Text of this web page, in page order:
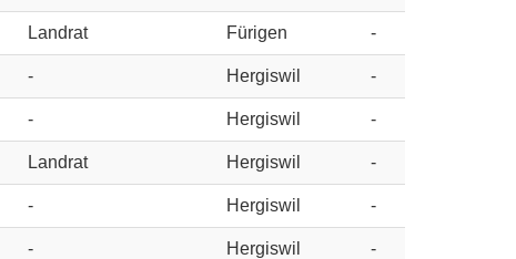
Landrat Fürigen -
- Hergiswil -
- Hergiswil -
Landrat Hergiswil -
- Hergiswil -
- Hergiswil -